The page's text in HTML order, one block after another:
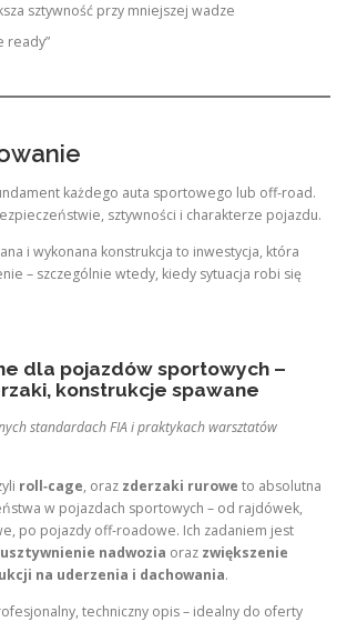
sztywność przy mniejszej wadze
ready”
każdego auta sportowego lub off-road.
sztywności i charakterze pojazdu.
i wykonana konstrukcja to inwestycja, która
– szczególnie wtedy, kiedy sytuacja robi się
dla pojazdów sportowych –
konstrukcje spawane
standardach FIA i praktykach warsztatów
roll‑cage, oraz zderzaki rurowe to absolutna
w pojazdach sportowych – od rajdówek,
po pojazdy off‑roadowe. Ich zadaniem jest
usztywnienie nadwozia oraz zwiększenie
na uderzenia i dachowania.
techniczny opis – idealny do oferty